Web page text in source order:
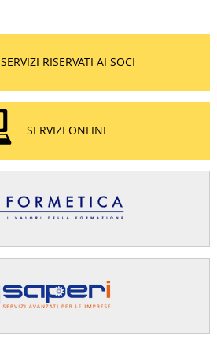
SERVIZI RISERVATI AI SOCI
SERVIZI ONLINE